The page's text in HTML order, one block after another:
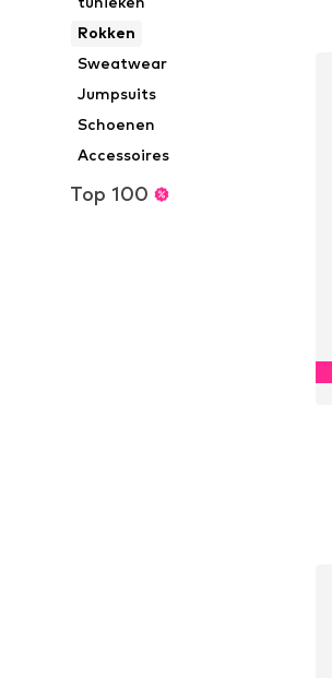
Rokken
Sweatwear
Jumpsuits
Schoenen
Accessoires
Top 100